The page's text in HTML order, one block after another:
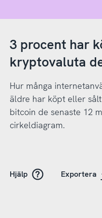
3 procent har
kryptovaluta
Hur många
äldre har köpt eller
bitcoin de senaste 12
cirkeldiagram.
Hjälp Exportera